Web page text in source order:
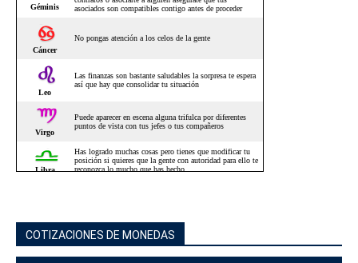
COTIZACIONES DE MONEDAS